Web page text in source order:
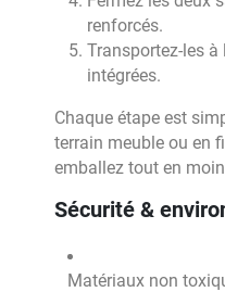
renforcés.
Transportez-les à
intégrées.
Chaque étape est
terrain meuble ou en
emballez tout en
Sécurité &
Matériaux non